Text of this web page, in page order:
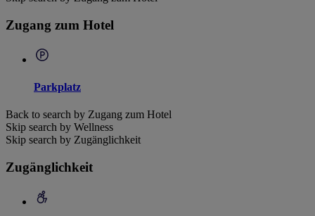
Zugang zum Hotel
Parkplatz
Back to search by Zugang zum Hotel
Skip search by Wellness
Skip search by Zugänglichkeit
Zugänglichkeit